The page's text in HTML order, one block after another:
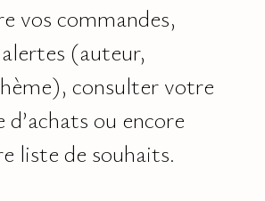
vos commandes,
(auteur,
consulter votre
ou encore
liste de souhaits.